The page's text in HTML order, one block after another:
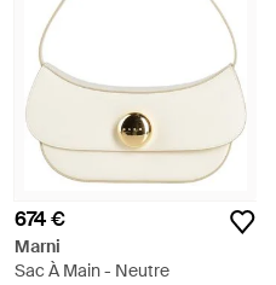
674 €
Marni
Sac À Main - Neutre